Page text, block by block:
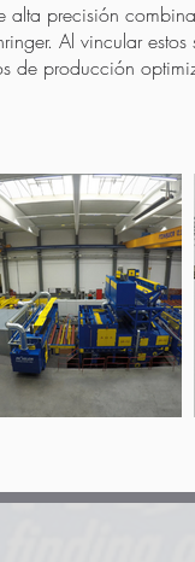
alta precisión
Al vincular
de producción